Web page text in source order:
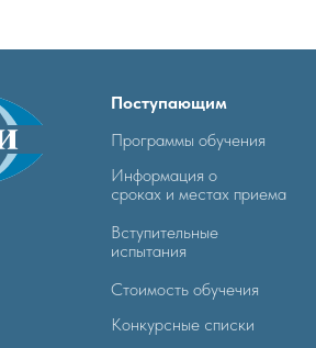
Конкурсные списки
Стоимость обучечия
Вступительные
испытания
Информация о
сроках и местах приема
Программы обучения
Поступающим